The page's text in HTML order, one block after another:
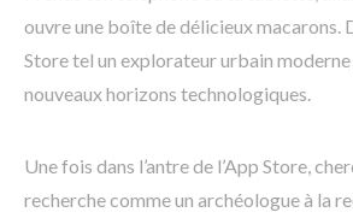
ouvre une boîte de délicieux macarons.
Store tel un explorateur urbain
nouveaux horizons technologiques.
Une fois dans l’antre de l’App Store,
recherche comme un archéologue à la